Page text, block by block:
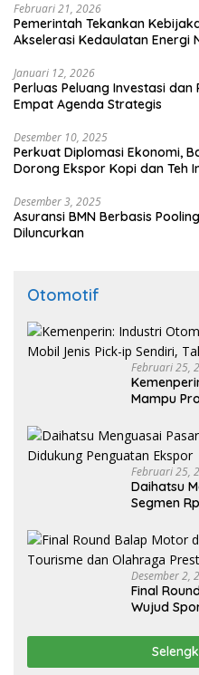
Februari 21, 2026
Pemerintah Tekankan
Akselerasi Kedaulatan Energi
Januari 12, 2026
Perluas Peluang Investasi
Empat Agenda Strategis
Desember 10, 2025
Perkuat Diplomasi Ekonomi,
Dorong Ekspor Kopi dan Teh
Desember 3, 2025
Asuransi BMN Berbasis
Diluncurkan
Otomotif
Februari 25,
Mampu
Februari 25,
Daihatsu
Segmen
Desember 2,
Final
Wujud